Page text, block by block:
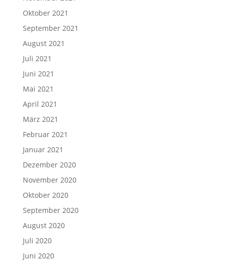
Oktober 2021
September 2021
August 2021
Juli 2021
Juni 2021
Mai 2021
April 2021
März 2021
Februar 2021
Januar 2021
Dezember 2020
November 2020
Oktober 2020
September 2020
August 2020
Juli 2020
Juni 2020